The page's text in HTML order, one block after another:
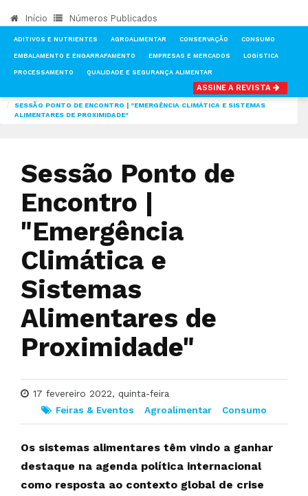
Início Números Publicados
ADITIVOS E NUTRIENTES AGROALIMENTAR CONSERVAÇÃO CONSUMO
EMBALAMENTO E ENGARRAFAMENTO EMPRESAS E MERCADOS LOGÍSTICA
PROCESSAMENTO QUALIDADE E SEGURANÇA ALIMENTAR
ASSINE A REVISTA
SESSÃO PONTO DE ENCONTRO | "EMERGÊNCIA CLIMÁTICA E SISTEMAS
ALIMENTARES DE PROXIMIDADE"
Sessão Ponto de
Encontro |
"Emergência
Climática e
Sistemas
Alimentares de
Proximidade"
17 fevereiro 2022, quinta-feira
Feiras & Eventos
Agroalimentar Consumo
Os sistemas alimentares têm vindo a ganhar
destaque na agenda política internacional
como resposta ao contexto global de crise